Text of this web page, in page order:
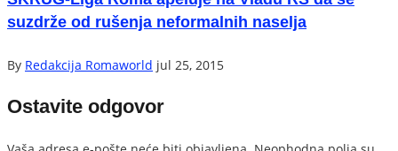
suzdrže od rušenja neformalnih naselja
By Redakcija Romaworld jul 25, 2015
Ostavite odgovor